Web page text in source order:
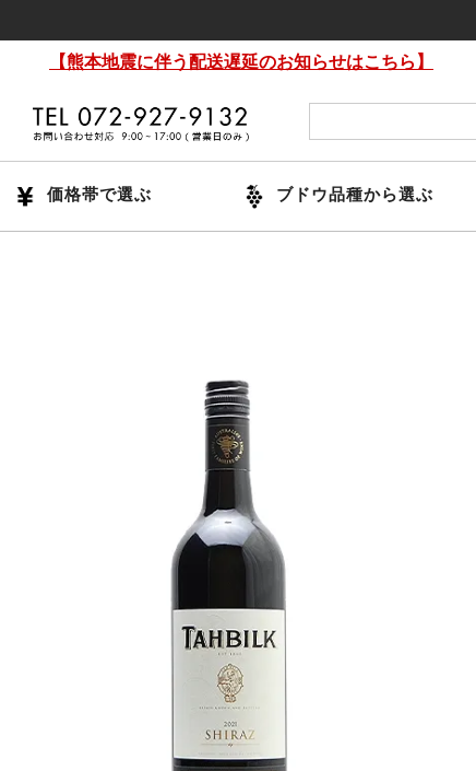
【熊本地震に伴う配送遅延のお知らせはこちら】
価格帯で選ぶ ブドウ品種から選ぶ